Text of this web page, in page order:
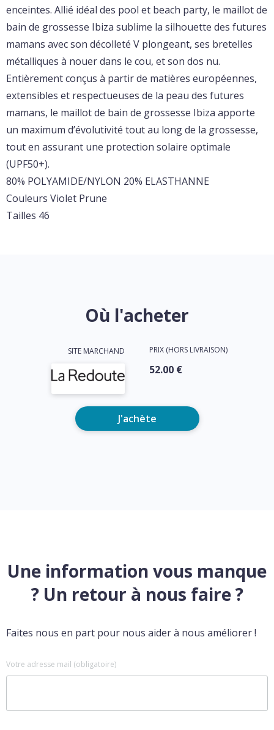
enceintes. Allié idéal des pool et beach party, le maillot de
bain de grossesse Ibiza sublime la silhouette des futures
mamans avec son décolleté V plongeant, ses bretelles
métalliques à nouer dans le cou, et son dos nu.
Entièrement conçus à partir de matières européennes,
extensibles et respectueuses de la peau des futures
mamans, le maillot de bain de grossesse Ibiza apporte
un maximum d’évolutivité tout au long de la grossesse,
tout en assurant une protection solaire optimale
(UPF50+).
80% POLYAMIDE/NYLON 20% ELASTHANNE
Couleurs Violet Prune
Tailles 46
Où l'acheter
SITE MARCHAND PRIX (HORS LIVRAISON)
52.00 €
J'achète
Une information vous manque
? Un retour à nous faire ?
Faites nous en part pour nous aider à nous améliorer !
Votre adresse mail (obligatoire)